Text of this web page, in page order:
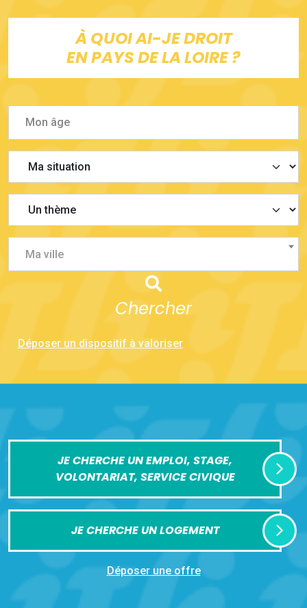
À QUOI AI-JE DROIT
EN PAYS DE LA LOIRE ?
Ma ville
Chercher
Déposer un dispositif à valoriser
JE CHERCHE UN EMPLOI, STAGE,
VOLONTARIAT, SERVICE CIVIQUE
JE CHERCHE UN LOGEMENT
Déposer une offre